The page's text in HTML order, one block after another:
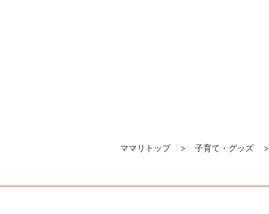
ママリトップ 子育て・グッズ